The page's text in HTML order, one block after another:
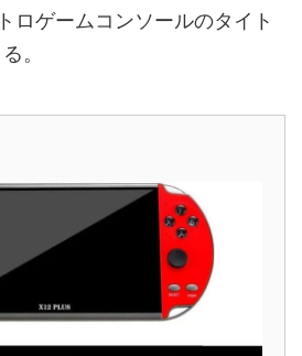
ロゲームコンソールのタイト
。